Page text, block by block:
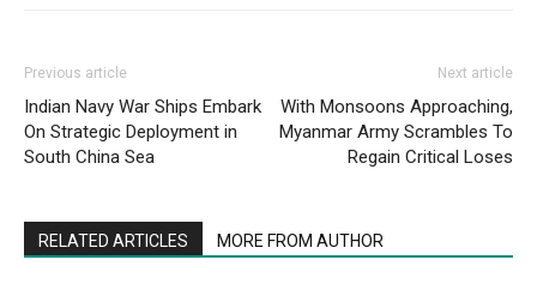
Previous article
Indian Navy War Ships Embark
On Strategic Deployment in
South China Sea
Next article
With Monsoons Approaching,
Myanmar Army Scrambles To
Regain Critical Loses
RELATED ARTICLES MORE FROM AUTHOR